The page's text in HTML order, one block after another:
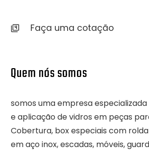
Faça uma cotação
Quem nós somos
somos uma empresa
e aplicação de vidros em peças
Cobertura, box especiais com
em aço inox, escadas, móveis,